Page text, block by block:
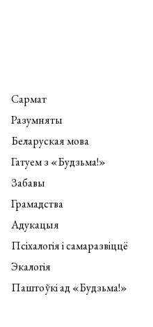
Сармат
Разумняты
Беларуская мова
Гатуем з «Будзьма!»
Забавы
Грамадства
Адукацыя
Псіхалогія і самаразвіццё
Экалогія
Паштоўкі ад «Будзьма!»